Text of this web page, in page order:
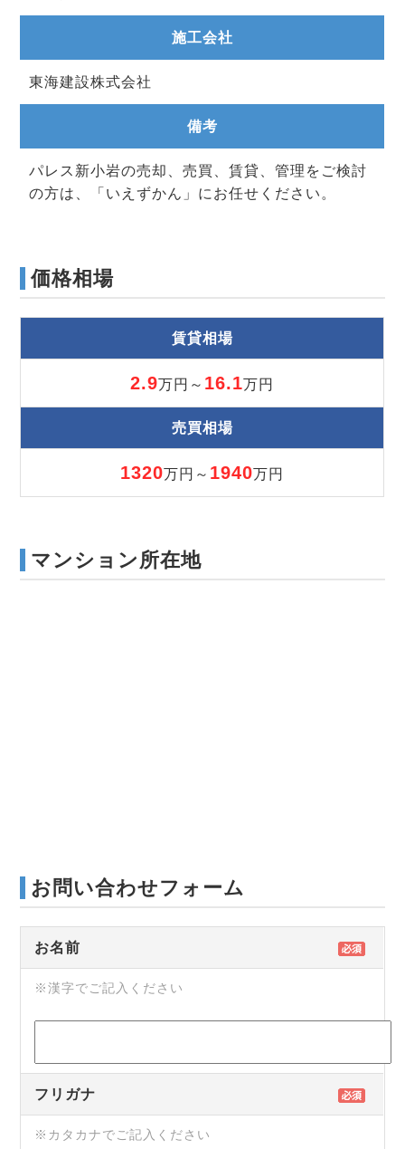
施工会社
東海建設株式会社
備考
パレス新小岩の売却、売買、賃貸、管理をご検討
の方は、「いえずかん」にお任せください。
価格相場
賃貸相場
2.9万円～ 16.1万円
売買相場
1320万円～ 1940万円
マンション所在地
お問い合わせフォーム
お名前
※漢字でご記入ください
フリガナ
※カタカナでご記入ください